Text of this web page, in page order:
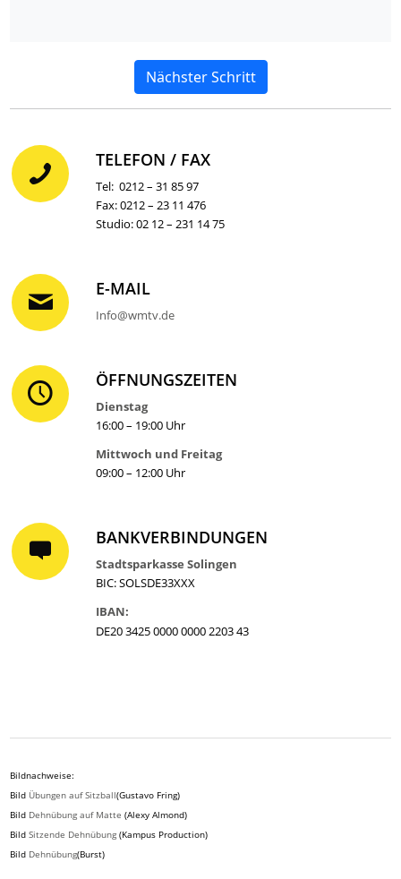
Nächster Schritt
TELEFON / FAX
Tel: 0212 – 31 85 97
Fax: 0212 – 23 11 476
Studio: 02 12 – 231 14 75
E-MAIL
Info@wmtv.de
ÖFFNUNGSZEITEN
Dienstag
16:00 – 19:00 Uhr
Mittwoch und Freitag
09:00 – 12:00 Uhr
BANKVERBINDUNGEN
Stadtsparkasse Solingen
BIC: SOLSDE33XXX
IBAN:
DE20 3425 0000 0000 2203 43
Bildnachweise:
Bild Übungen auf Sitzball(Gustavo Fring)
Bild Dehnübung auf Matte (Alexy Almond)
BildSitzende Dehnübung (Kampus Production)
Bild Dehnübung(Burst)